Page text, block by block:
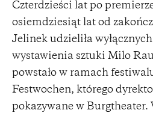
Czterdzieści lat po
osiemdziesiąt lat od
Jelinek udzieliła
wystawienia sztuki Milo
powstało w ramach
Festwochen, którego
pokazywane w